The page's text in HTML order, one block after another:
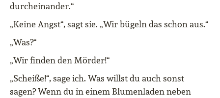
durcheinander.“
„Keine Angst“, sagt sie. „Wir bügeln das schon aus.“
„Was?“
„Wir finden den Mörder!“
„Scheiße!“, sage ich. Was willst du auch sonst
sagen? Wenn du in einem Blumenladen neben